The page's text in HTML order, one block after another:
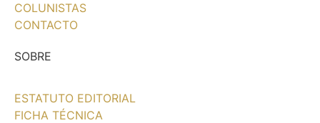
COLUNISTAS
CONTACTO
SOBRE
ESTATUTO EDITORIAL
FICHA TÉCNICA